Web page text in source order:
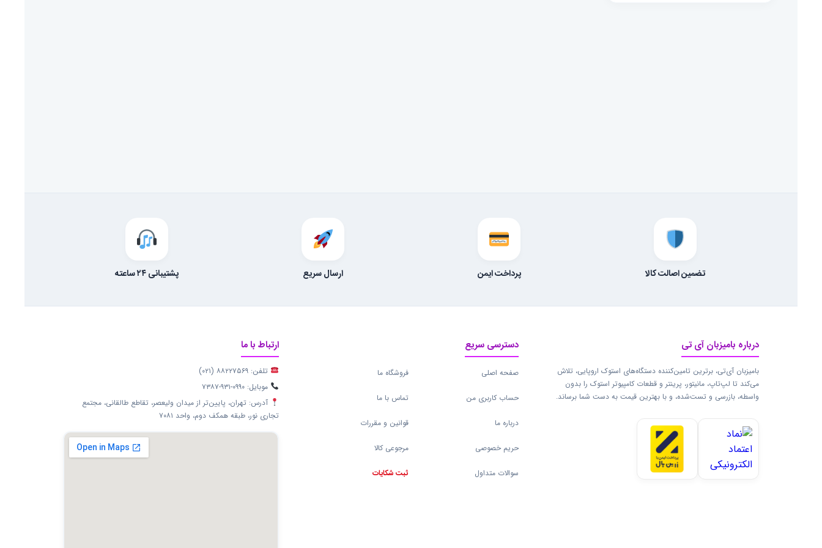
تضمین اصالت کالا پرداخت ایمن ارسال سریع پشتیبانی ۲۴ ساعته
درباره بامیزبان آی تی
بامیزبان آی‌تی، برترین تامین‌کننده دستگاه‌های استوک اروپایی، تلاش
می‌کند تا لپ‌تاپ، مانیتور، پرینتر و قطعات کامپیوتر استوک را بدون
واسطه، بازرسی و تست‌شده، و با بهترین قیمت به دست شما برساند.
دسترسی سریع
صفحه اصلی فروشگاه ما
حساب کاربری من تماس با ما
درباره ما قوانین و مقررات
حریم خصوصی مرجوعی کالا
سوالات متداول ثبت شکایات
ارتباط با ما
تلفن: ۸۸۲۲۷۵۶۹ (۰۲۱)
موبایل: ۰۹۹۰-۹۳۱-۷۳۸۷
آدرس: تهران، پایین‌تر از میدان ولیعصر، تقاطع طالقانی، مجتمع
تجاری نور، طبقه همکف دوم، واحد ۷۰۸۱